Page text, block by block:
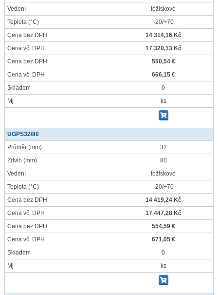
Vedení
ložiskové
Teplota (°C)
-20/+70
Cena bez DPH
14 314,16 Kč
Cena vč. DPH
17 320,13 Kč
Cena bez DPH
550,54 €
Cena vč. DPH
666,15 €
Skladem
0
Mj
ks
UGPS32/80
Průměr (mm)
32
Zdvih (mm)
80
Vedení
ložiskové
Teplota (°C)
-20/+70
Cena bez DPH
14 419,24 Kč
Cena vč. DPH
17 447,28 Kč
Cena bez DPH
554,59 €
Cena vč. DPH
671,05 €
Skladem
0
Mj
ks